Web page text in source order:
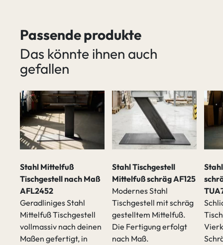
Passende produkte
Das könnte ihnen auch
gefallen
Stahl Mittelfuß
Tischgestell nach Maß
AFL2452
Geradliniges Stahl
Mittelfuß Tischgestell
vollmassiv nach deinen
Maßen gefertigt, in
Stahl Tischgestell
Mittelfuß schräg AF125
Modernes Stahl
Tischgestell mit schräg
gestelltem Mittelfuß.
Die Fertigung erfolgt
nach Maß.